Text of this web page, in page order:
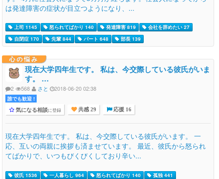
は発達障害の症状が目立つようになり、...
上司 1145 怒られてばかり 140 発達障害 819
会社を辞めたい 27
自閉症 170
先輩 844 パート 648 部長 139
心の悩み
現在大学四年生です。 私は、今交際している彼氏がいま
す。 …
2 568 さと 2018-06-20 02:38
誰でも歓迎 !
気になる相談に登録 共感 29 応援 16
現在大学四年生です。 私は、今交際している彼氏がいます。 一
応、互いの両親に挨拶も済ませています。 最近、彼氏から怒られ
てばかりで、いつもびくびくしており辛い...
彼氏 1536 一人暮らし 964 怒られてばかり 140
孤独 441